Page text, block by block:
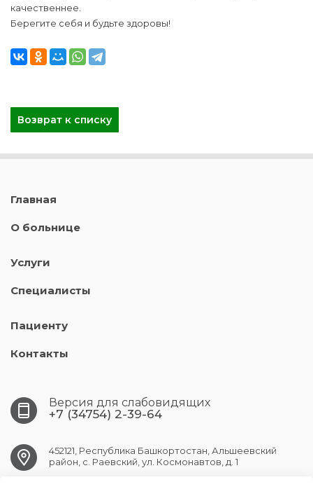
качественнее.
Берегите себя и будьте здоровы!
Возврат к списку
Главная
О больнице
Услуги
Специалисты
Пациенту
Контакты
Версия для слабовидящих
+7 (34754) 2-39-64
452121, Республика Башкортостан, Альшеевский
район, с. Раевский, ул. Космонавтов, д. 1